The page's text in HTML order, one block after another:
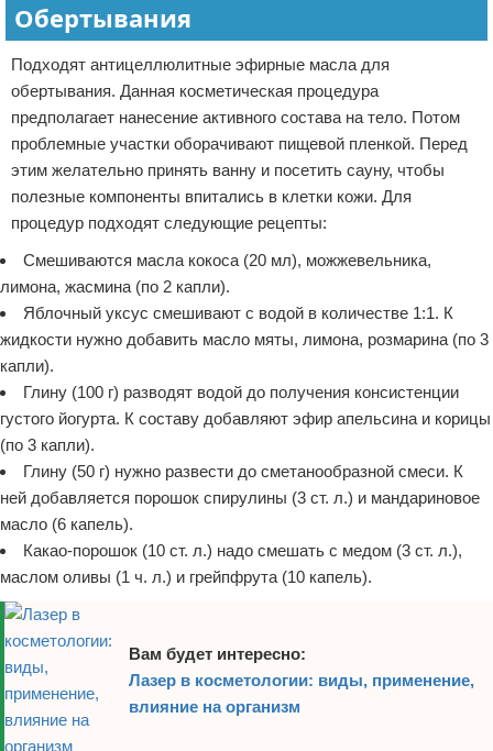
Обертывания
Подходят антицеллюлитные эфирные масла для
обертывания. Данная косметическая процедура
предполагает нанесение активного состава на тело. Потом
проблемные участки оборачивают пищевой пленкой. Перед
этим желательно принять ванну и посетить сауну, чтобы
полезные компоненты впитались в клетки кожи. Для
процедур подходят следующие рецепты:
Смешиваются масла кокоса (20 мл), можжевельника,
лимона, жасмина (по 2 капли).
Яблочный уксус смешивают с водой в количестве 1:1. К
жидкости нужно добавить масло мяты, лимона, розмарина (по 3
капли).
Глину (100 г) разводят водой до получения консистенции
густого йогурта. К составу добавляют эфир апельсина и корицы
(по 3 капли).
Глину (50 г) нужно развести до сметанообразной смеси. К
ней добавляется порошок спирулины (3 ст. л.) и мандариновое
масло (6 капель).
Какао-порошок (10 ст. л.) надо смешать с медом (3 ст. л.),
маслом оливы (1 ч. л.) и грейпфрута (10 капель).
Вам будет интересно:
Лазер в косметологии: виды, применение,
влияние на организм